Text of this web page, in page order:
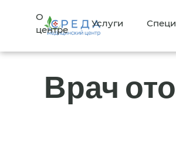
О
центре
Услуги
Врач